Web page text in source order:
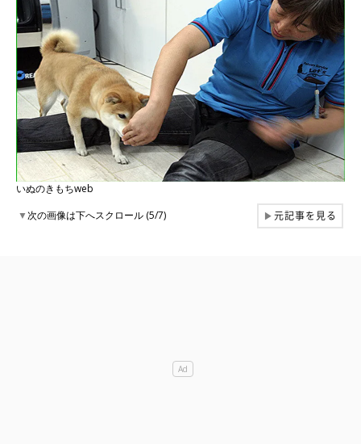
いぬのきもちweb
▼次の画像は下へスクロール (5/7) ▶元記事を見る